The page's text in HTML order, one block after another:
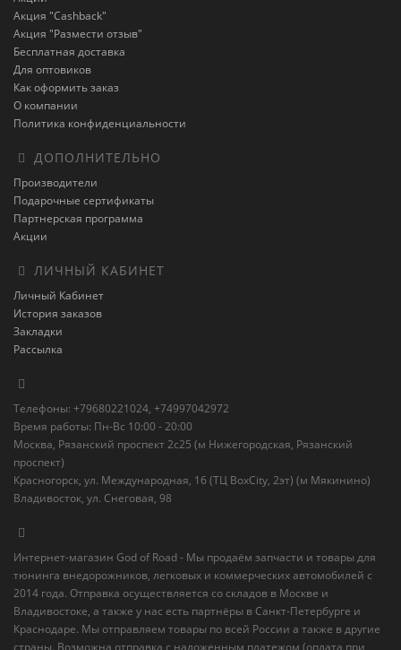
Акция "Cashback"
Акция "Размести отзыв"
Бесплатная доставка
Для оптовиков
Как оформить заказ
О компании
Политика конфиденциальности
ДОПОЛНИТЕЛЬНО
Производители
Подарочные сертификаты
Партнерская программа
Акции
ЛИЧНЫЙ КАБИНЕТ
Личный Кабинет
История заказов
Закладки
Рассылка
Телефоны: +79680221024, +74997042972
Время работы: Пн-Вс 10:00 - 20:00
Москва, Рязанский проспект 2с25 (м Нижегородская, Рязанский
проспект)
Красногорск, ул. Международная, 16 (ТЦ BoxСity, 2эт) (м Мякинино)
Владивосток, ул. Снеговая, 98
Интернет-магазин God of Road - Мы продаём запчасти и товары для
тюнинга внедорожников, легковых и коммерческих автомобилей с
2014 года. Отправка осуществляется со складов в Москве и
Владивостоке, а также у нас есть партнёры в Санкт-Петербурге и
Краснодаре. Мы отправляем товары по всей России а также в другие
страны. Возможна отправка с наложенным платежом (оплата при